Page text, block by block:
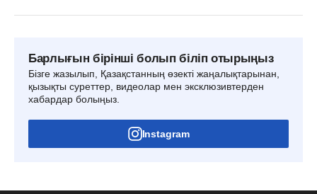
Барлығын бірінші болып біліп отырыңыз
Бізге жазылып, Қазақстанның өзекті жаңалықтарынан,
қызықты суреттер, видеолар мен эксклюзивтерден
хабардар болыңыз.
Instagram